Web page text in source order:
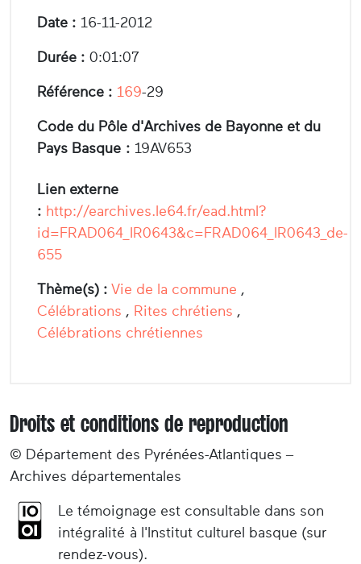
Date : 16-11-2012
Durée : 0:01:07
Référence : 169-29
Code du Pôle d'Archives de Bayonne et du
Pays Basque : 19AV653
Lien externe
: http://earchives.le64.fr/ead.html?
id=FRAD064_IR0643&c=FRAD064_IR0643_de-
655
Thème(s) : Vie de la commune ,
Célébrations , Rites chrétiens ,
Célébrations chrétiennes
Droits et conditions de reproduction
© Département des Pyrénées-Atlantiques –
Archives départementales
Le témoignage est consultable dans son
intégralité à l'Institut culturel basque (sur
rendez-vous).